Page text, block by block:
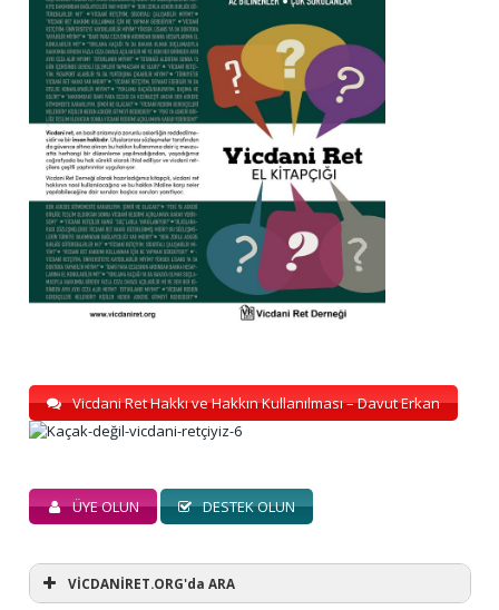
Vicdani Ret Hakkı ve Hakkın Kullanılması – Davut Erkan
ÜYE OLUN DESTEK OLUN
VİCDANİRET.ORG'da ARA